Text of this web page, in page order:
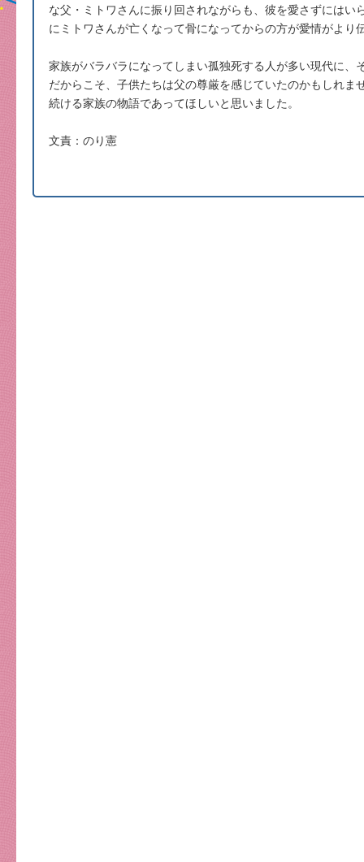
な父・ミトワさんに振り回されながらも、彼を愛さずにはい
にミトワさんが亡くなって骨になってからの方が愛情がより
家族がバラバラになってしまい孤独死する人が多い現代に、
だからこそ、子供たちは父の尊厳を感じていたのかもしれま
続ける家族の物語であってほしいと思いました。
文責：のり憲